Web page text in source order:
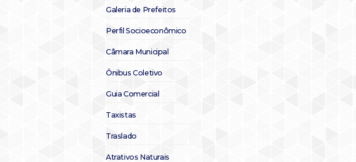
Galeria de Prefeitos
Perfil Socioeconômico
Câmara Municipal
Ônibus Coletivo
Guia Comercial
Taxistas
Traslado
Atrativos Naturais